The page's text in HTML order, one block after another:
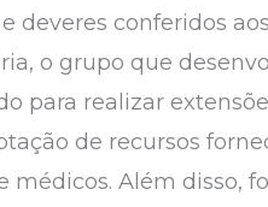
deveres conferidos
o grupo que
para realizar
de recursos
médicos. Além disso,